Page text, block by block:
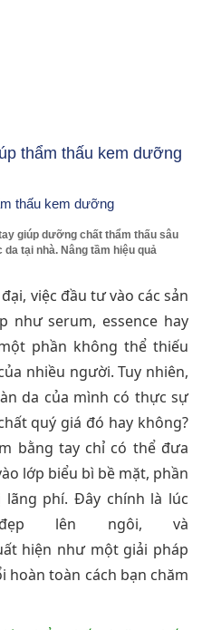
thẩm thấu kem dưỡng
thấu kem dưỡng
giúp dưỡng chất thẩm thấu sâu
tại nhà. Nâng tầm hiệu quả
việc đầu tư vào các sản
như serum, essence hay
phần không thể thiếu
nhiều người. Tuy nhiên,
da của mình có thực sự
quý giá đó hay không?
bằng tay chỉ có thể đưa
lớp biểu bì bề mặt, phần
phí. Đây chính là lúc
lên ngôi, và
hiện như một giải pháp
hoàn toàn cách bạn chăm